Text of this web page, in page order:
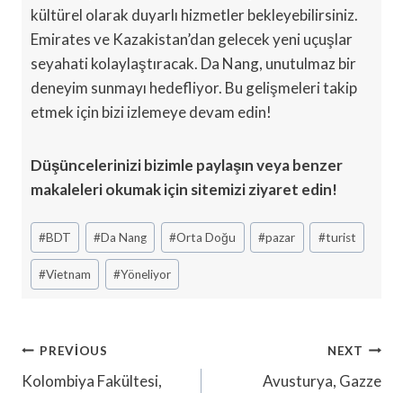
kültürel olarak duyarlı hizmetler bekleyebilirsiniz.
Emirates ve Kazakistan’dan gelecek yeni uçuşlar
seyahati kolaylaştıracak. Da Nang, unutulmaz bir
deneyim sunmayı hedefliyor. Bu gelişmeleri takip
etmek için bizi izlemeye devam edin!
Düşüncelerinizi bizimle paylaşın veya benzer
makaleleri okumak için sitemizi ziyaret edin!
Post
Tags:
#BDT #Da Nang #Orta Doğu #pazar #turist
#Vietnam #Yöneliyor
Yazı
PREVIOUS
Kolombiya Fakültesi,
NEXT
Avusturya, Gazze